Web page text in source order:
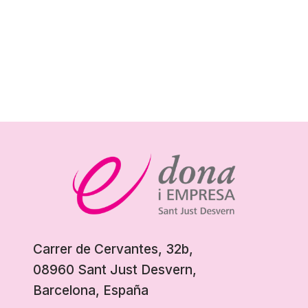
Carrer de Cervantes, 32b,
08960 Sant Just Desvern,
Barcelona, España